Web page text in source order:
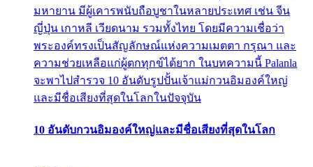
มหายาน มีผู้เคารพนับถือบูชาในหลายประเทศ เช่น จีน
ญี่ปุ่น เกาหลี เวียดนาม รวมทั้งไทย โดยมีความเชื่อว่า
พระองค์ทรงเป็นสัญลักษณ์แห่งความเมตตา กรุณา และ
ความช่วยเหลือแก่ผู้ตกทุกข์ได้ยาก ในบทความนี้ Palanla
จะพาไปสำรวจ 10 อันดับรูปปั้นเจ้าแม่กวนอิมองค์ใหญ่
และมีชื่อเสียงที่สุดในโลกในปัจจุบัน
10 อันดับกวนอิมองค์ใหญ่และมีชื่อเสียงที่สุดในโลก